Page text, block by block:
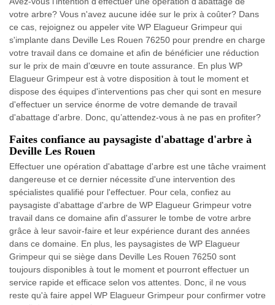
votre arbre? Vous n'avez aucune idée sur le prix à coûter? Dans
ce cas, rejoignez ou appeler vite WP Elagueur Grimpeur qui
s'implante dans Deville Les Rouen 76250 pour prendre en charge
votre travail dans ce domaine et afin de bénéficier une réduction
sur le prix de main d'œuvre en toute assurance. En plus WP
Elagueur Grimpeur est à votre disposition à tout le moment et
dispose des équipes d'interventions pas cher qui sont en mesure
d'effectuer un service énorme de votre demande de travail
d'abattage d'arbre. Donc, qu’attendez-vous à ne pas en profiter?
Faites confiance au paysagiste d'abattage d'arbre à
Deville Les Rouen
Effectuer une opération d'abattage d'arbre est une tâche vraiment
dangereuse et ce dernier nécessite d'une intervention des
spécialistes qualifié pour l'effectuer. Pour cela, confiez au
paysagiste d'abattage d'arbre de WP Elagueur Grimpeur votre
travail dans ce domaine afin d'assurer le tombe de votre arbre
grâce à leur savoir-faire et leur expérience durant des années
dans ce domaine. En plus, les paysagistes de WP Elagueur
Grimpeur qui se siège dans Deville Les Rouen 76250 sont
toujours disponibles à tout le moment et pourront effectuer un
service rapide et efficace selon vos attentes. Donc, il ne vous
reste qu'à faire appel WP Elagueur Grimpeur pour confirmer votre